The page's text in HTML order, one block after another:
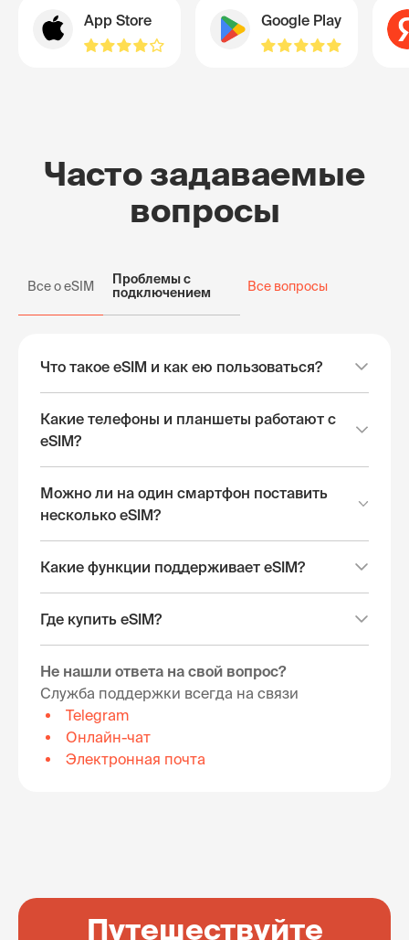
App Store Google Play
Часто задаваемые
вопросы
Все о eSIM
Проблемы с
подключением
Все вопросы
Что такое eSIM и как ею пользоваться?
Какие телефоны и планшеты работают с
eSIM?
Можно ли на один смартфон поставить
несколько eSIM?
Какие функции поддерживает eSIM?
Где купить eSIM?
Не нашли ответа на свой вопрос?
Служба поддержки всегда на связи
Telegram
Онлайн-чат
Электронная почта
Путешествуйте